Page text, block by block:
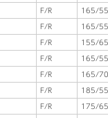
F/R 165/
F/R 165/
F/R 155/
F/R 165/
F/R 165/
F/R 185/
F/R 175/